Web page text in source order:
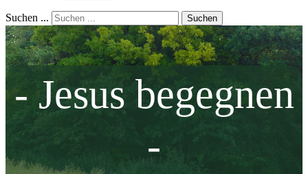
Suchen ... Suchen
- Jesus begegnen
-